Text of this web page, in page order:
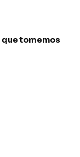
que tomemos